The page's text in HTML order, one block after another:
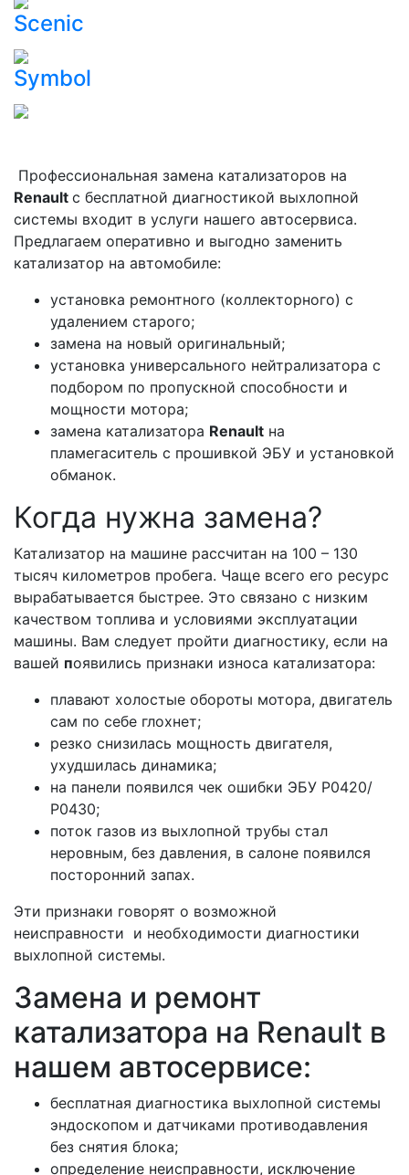
Scenic
Symbol
Профессиональная замена катализаторов на
Renault с бесплатной диагностикой выхлопной
системы входит в услуги нашего автосервиса.
Предлагаем оперативно и выгодно заменить
катализатор на автомобиле:
установка ремонтного (коллекторного) с
удалением старого;
замена на новый оригинальный;
установка универсального нейтрализатора с
подбором по пропускной способности и
мощности мотора;
замена катализатора Renault на
пламегаситель с прошивкой ЭБУ и установкой
обманок.
Когда нужна замена?
Катализатор на машине рассчитан на 100 – 130
тысяч километров пробега. Чаще всего его ресурс
вырабатывается быстрее. Это связано с низким
качеством топлива и условиями эксплуатации
машины. Вам следует пройти диагностику, если на
вашей появились признаки износа катализатора:
плавают холостые обороты мотора, двигатель
сам по себе глохнет;
резко снизилась мощность двигателя,
ухудшилась динамика;
на панели появился чек ошибки ЭБУ Р0420/
Р0430;
поток газов из выхлопной трубы стал
неровным, без давления, в салоне появился
посторонний запах.
Эти признаки говорят о возможной
неисправности и необходимости диагностики
выхлопной системы.
Замена и ремонт
катализатора на Renault в
нашем автосервисе:
бесплатная диагностика выхлопной системы
эндоскопом и датчиками противодавления
без снятия блока;
определение неисправности, исключение